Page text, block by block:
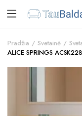
Pradžia Svetainė
ALICE SPRINGS